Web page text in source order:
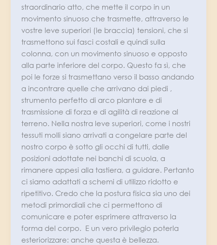
straordinario atto, che mette il corpo in un
movimento sinuoso che trasmette, attraverso le
vostre leve superiori (le braccia) tensioni, che si
trasmettono sui fasci costali e quindi sulla
colonna, con un movimento sinuoso e opposto
alla parte inferiore del corpo. Questo fa sì, che
poi le forze si trasmettano verso il basso andando
a incontrare quelle che arrivano dai piedi ,
strumento perfetto di arco plantare e di
trasmissione di forza e di agilità di reazione al
terreno. Nella nostra leve superiori, come i nostri
tessuti molli siano arrivati a congelare parte del
nostro corpo è sotto gli occhi di tutti, dalle
posizioni adottate nei banchi di scuola, a
rimanere appesi alla tastiera, a guidare. Pertanto
ci siamo adattati a schemi di utilizzo ridotto e
ripetitivo. Credo che la postura fisica sia uno dei
metodi primordiali che ci permettono di
comunicare e poter esprimere attraverso la
forma del corpo. E un vero privilegio poterla
esteriorizzare: anche questa è bellezza.